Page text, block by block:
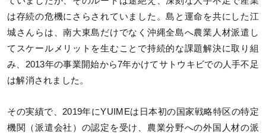
は存続の危機にさらされていました。島と運命を共にした江
城さんらは、南大東島だけでなく沖縄全島へ農業人材派遣し
てスケールメリットを生むことで持続的な課題解決に取り組
み、2013年の事業開始から7年かけてサトウキビでの人手不足
は解消されました。
その実績で、2019年にYUIMEは日本初の国家戦略特区の特定
機関（派遣会社）の認定を受け、農業分野への外国人材の派